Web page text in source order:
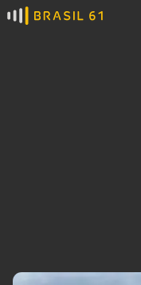
Ver todas as notícias